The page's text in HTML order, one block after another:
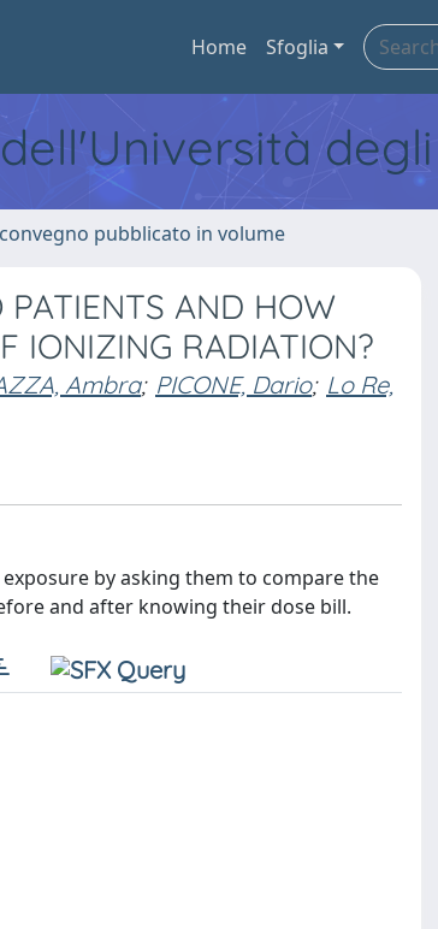
Home Sfoglia
pubblicato in volume
PATIENTS AND HOW
IONIZING RADIATION?
Ambra; PICONE, Dario; Lo Re,
by asking them to compare the
and after knowing their dose bill.